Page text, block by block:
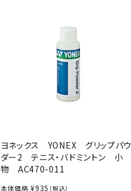
ヨネックス YONEX グリップパウ
ダー2 テニス・バドミントン 小
物 AC470-011
本体価格 ¥935 （税込）